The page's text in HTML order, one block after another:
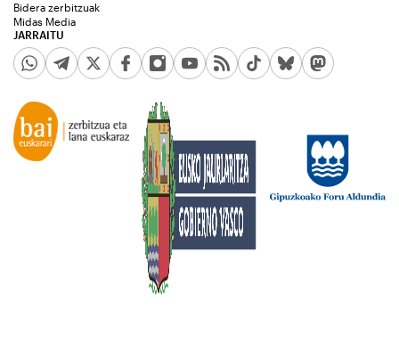
JARRAITU
Bidera zerbitzuak
Midas Media